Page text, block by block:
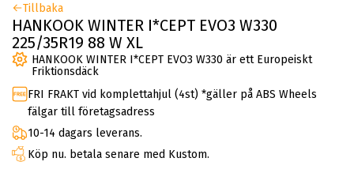
Tillbaka
HANKOOK WINTER I*CEPT EVO3 W330
225/35R19 88 W XL
HANKOOK WINTER I*CEPT EVO3 W330 är ett Europeiskt
Friktionsdäck
FRI FRAKT vid komplettahjul (4st) *gäller på ABS Wheels
fälgar till företagsadress
10-14 dagars leverans.
Köp nu. betala senare med Kustom.